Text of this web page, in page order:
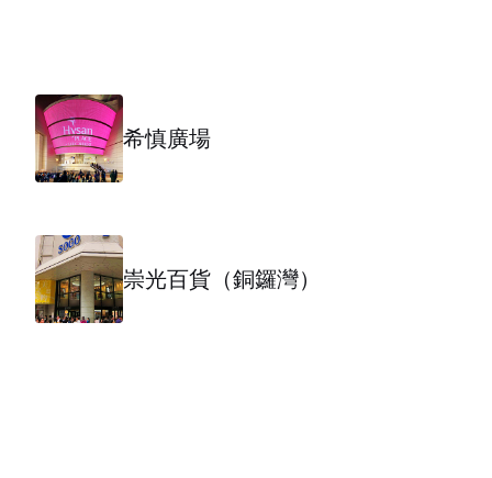
希慎廣場
崇光百貨（銅鑼灣）